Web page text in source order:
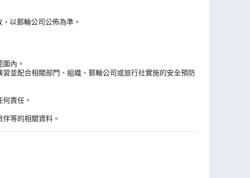
以郵輪公司公佈為準。
內。
並配合相關部門、組織、郵輪公司或旅行社實施的安全預防
責任。
等的相關資料。